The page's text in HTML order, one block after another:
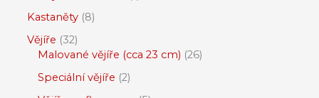
Kastaněty 8
Vějíře 32
Malované vějíře (cca 23 cm) 26
Speciální vějíře 2